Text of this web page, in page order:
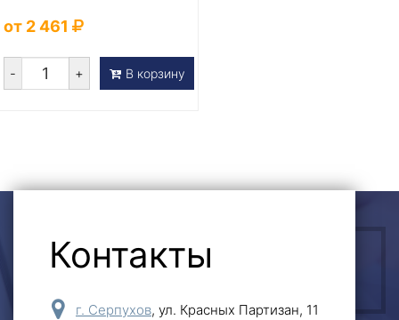
от 2 461
- + В корзину
ОСТАВИТЬ ЗАЯВКУ
Контакты
г. Серпухов, ул. Красных Партизан, 11